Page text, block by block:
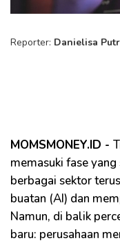
Reporter: Danielisa
MOMSMONEY.ID -
memasuki fase
berbagai sektor
buatan (AI) dan
Namun, di balik
baru: perusahaan